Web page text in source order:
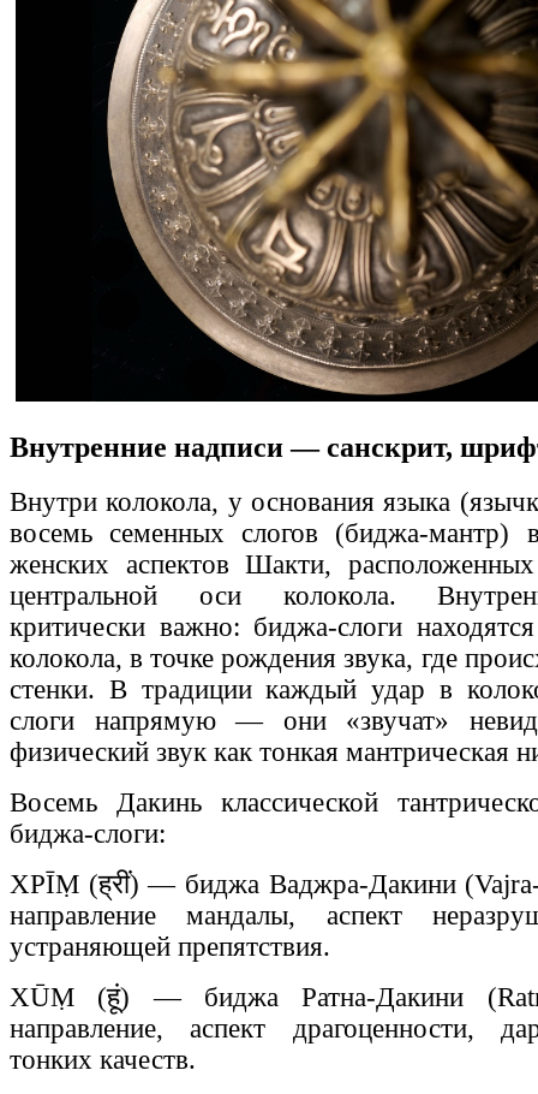
Внутренние надписи — санскрит,
Внутри колокола, у основания языка
восемь семенных слогов (биджа-
женских аспектов Шакти,
центральной оси колокола.
критически важно: биджа-слоги
колокола, в точке рождения звука, где
стенки. В традиции каждый удар в
слоги напрямую — они «звучат»
физический звук как тонкая мантрическая
Восемь Дакинь классической
биджа-слоги:
ХРĪṂ (ह्रीं) — биджа Ваджра-Дакини
направление мандалы, аспект
устраняющей препятствия.
ХŪṂ (हूं) — биджа Ратна-Дакини
направление, аспект драгоценности,
тонких качеств.